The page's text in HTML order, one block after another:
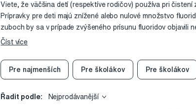
Viete, že väčšina detí (respektíve rodičov) používa pri
Prípravky pre deti majú znížené alebo nulové množstvo
zuboch by sa v prípade zvýšeného prísunu fluoridov objavili
odporúčajú aplikovať maximálne množstvo zubnej pasty s
Číst více
Pre najmenších Pre školákov Pre školákov
Řadit podle: Nejprodávanější